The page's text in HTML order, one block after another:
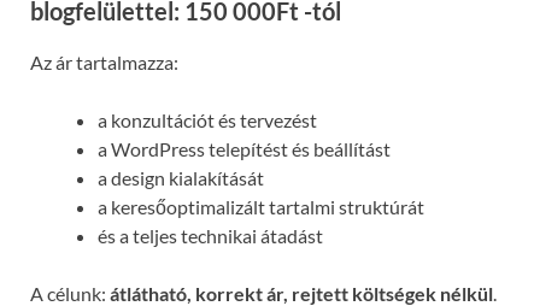
blogfelülettel: 150 000Ft -tól
Az ár tartalmazza:
a konzultációt és tervezést
a WordPress telepítést és beállítást
a design kialakítását
a keresőoptimalizált tartalmi struktúrát
és a teljes technikai átadást
A célunk: átlátható, korrekt ár, rejtett költségek nélkül